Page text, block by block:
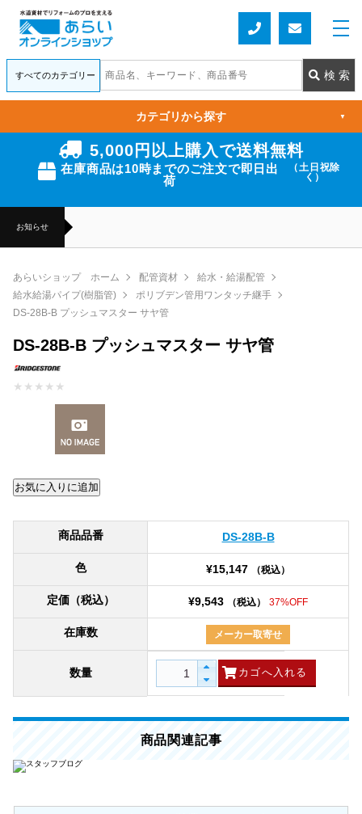
5,000円以上購入で送料無料
在庫商品は10時までのご注文で即日出
荷
（土日祝除
く）
お知らせ
カテゴリから探す ▼
あらいショップ ホーム 配管資材
給水・給湯配管
給水給湯パイプ(樹脂管)
ポリブデン管用ワンタッチ継手
DS-28B-B プッシュマスター サヤ管
DS-28B-B プッシュマスター サヤ管
★ ★ ★ ★ ★
商品品番 DS-28B-B
色 ¥15,147 （税込）
定価（税込） ¥9,543 （税込） 37%OFF
在庫数 メーカー取寄せ
数量
商品関連記事